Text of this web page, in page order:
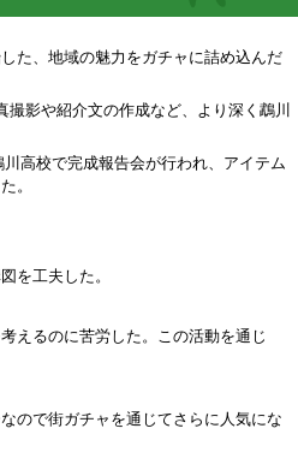
た、地域の魅力をガチャに詰め込んだ
影や紹介文の作成など、より深く鵡川
高校で完成報告会が行われ、 アイテム
。
を工夫した。
えるのに苦労した。この活動を通じ
ので街ガチャを通じてさらに人気にな